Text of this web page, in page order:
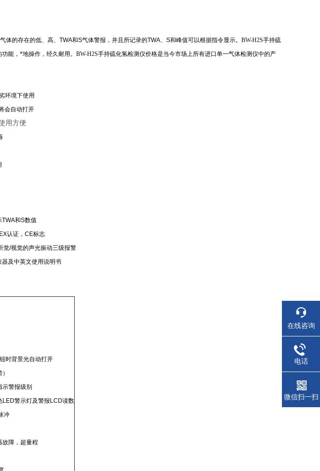
体的存在的低、高、 TWA和S气体警报，并且所记录的TWA、 S和峰值可以根据指令显示。 BW-H2S手持硫
能，*地操作，经久耐用。 BW-H2S手持硫化氢检测仪价格是当今市场上所有进口单一气体检测仪中的产
环境下使用
会自动打开
用方便
TWA和S数值
认证， CE标志
觉/视觉的声光振动三级报警
及中英文使用说明书
时背景光自动打开
）
警报级别
LED警示灯及警报 LCD读数
冲
故障，超量程
在线咨询
电话
微信扫一扫